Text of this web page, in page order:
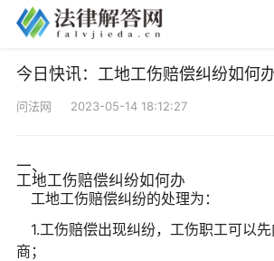
今日快讯：工地工伤赔偿纠纷如何
问法网 2023-05-14 18:12:27
一、
工地工伤赔偿纠纷如何办
工地工伤赔偿纠纷的处理为：
1.工伤赔偿出现纠纷，工伤职工可以
商；